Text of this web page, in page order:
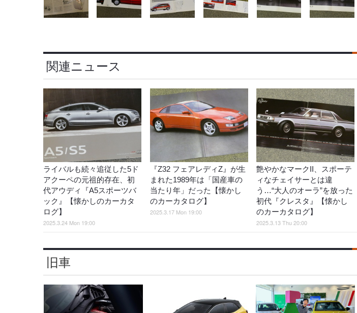
関連ニュース
ライバルも続々追従した5ド
アクーペの元祖的存在、初
代アウディ『A5スポーツバ
ック』【懐かしのカーカタ
ログ】
2025.3.24 Mon 19:00
『Z32 フェアレディZ』が生
まれた1989年は「国産車の
当たり年」だった【懐かし
のカーカタログ】
2025.3.17 Mon 19:00
艶やかなマークII、スポーテ
ィなチェイサーとは違
う…“大人のオーラ”を放った
初代『クレスタ』【懐かし
のカーカタログ】
2025.3.13 Thu 20:00
旧車